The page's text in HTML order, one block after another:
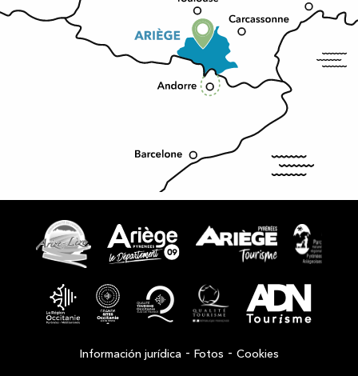
Información jurídica - Fotos - Cookies